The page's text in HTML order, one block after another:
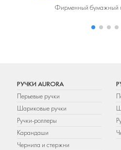
Фирменный бумажный
РУЧКИ AURORA
Перьевые ручки
Шариковые ручки
Ручки-роллеры
Карандаши
Чернила и стержни